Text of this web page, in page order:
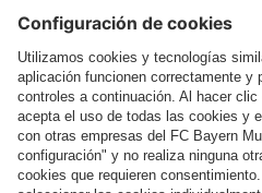
CAMPEONES
TV
LIVE
VÍDEOS RELACIONADOS
Vídeo
EN DIFERIDO
Así fue el
último
entrenamiento
antes del
partido contra
Vídeo
EN
DIFERIDO
La rueda
de
prensa
del Audi
Vídeo
EN DIFERIDO
El último
entrenamiento
antes del
partido contra
el Jeju
Vídeo
EN DIFERIDO
El
entrenamiento
abierto al
público del
miércoles en el
Vídeo
EN DIFERIDO
abierto al
público del
martes en el
Vídeo
EN
El
lunes